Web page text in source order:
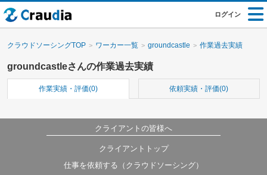
ログイン
クラウドソーシングTOP ワーカー一覧 groundcastle 作業過去実績
groundcastleさんの作業過去実績
作業実績・評価(0) 依頼実績・評価(0)
クライアントの皆様へ
クライアントトップ
仕事を依頼する（クラウドソーシング）